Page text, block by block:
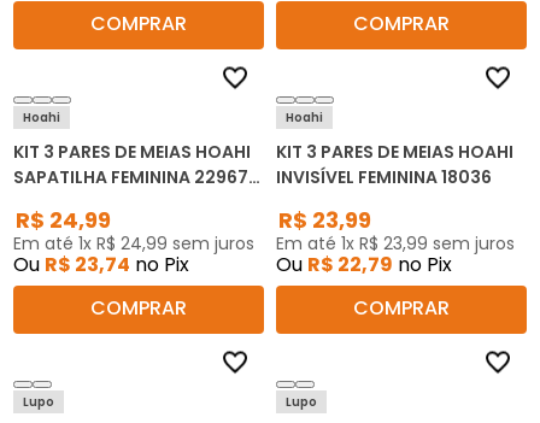
COMPRAR
COMPRAR
Hoahi
KIT 3 PARES DE MEIAS HOAHI
SAPATILHA FEMININA 22967
R$ 24,99
Em até 1x R$ 24,99 sem juros
Ou R$ 23,74 no Pix
COMPRAR
Hoahi
KIT 3 PARES DE MEIAS HOAHI
INVISÍVEL FEMININA 18036
R$ 23,99
Em até 1x R$ 23,99 sem juros
Ou R$ 22,79 no Pix
COMPRAR
Lupo Lupo